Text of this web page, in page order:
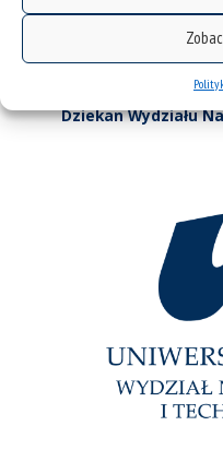
dr hab.
Dziekan Wydziału